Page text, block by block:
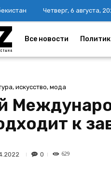
Четверг, 6 августа,
Все новости
искусство, мода
к
0 629